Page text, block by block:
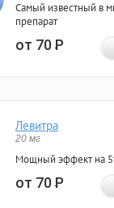
Самый известный в
препарат
от 70Р
Левитра
20 мг
Мощный эффект на
от 70Р